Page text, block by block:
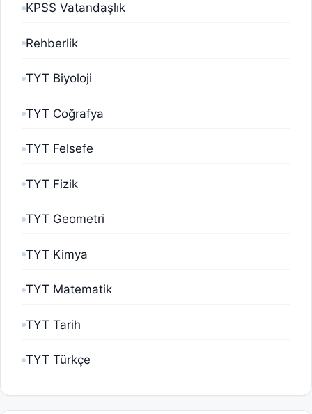
KPSS Vatandaşlık
Rehberlik
TYT Biyoloji
TYT Coğrafya
TYT Felsefe
TYT Fizik
TYT Geometri
TYT Kimya
TYT Matematik
TYT Tarih
TYT Türkçe